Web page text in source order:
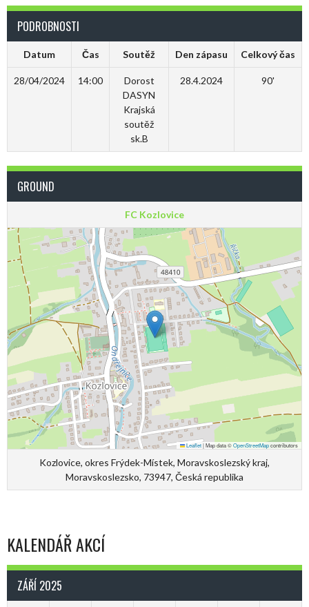
PODROBNOSTI
Datum Čas Soutěž Den zápasu Celkový čas
28/04/2024 14:00
Dorost
DASYN
Krajská
soutěž
sk.B
28.4.2024 90'
GROUND
FC Kozlovice
Leaflet|Map data ©OpenStreetMapcontributors
Kozlovice, okres Frýdek-Místek, Moravskoslezský kraj,
Moravskoslezsko, 73947, Česká republika
KALENDÁŘ AKCÍ
ZÁŘÍ 2025